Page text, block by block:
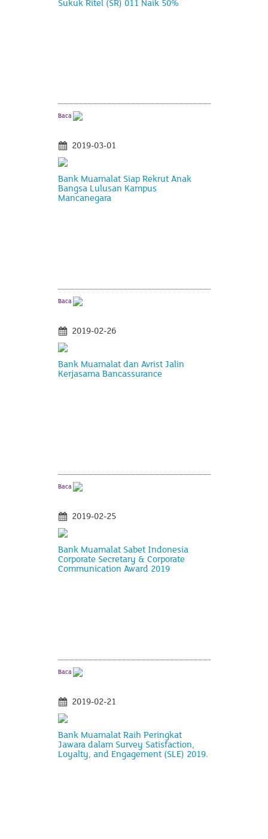
Sukuk Ritel (SR) 011 Naik 50%
Baca
2019-03-01
Bank Muamalat Siap Rekrut Anak
Bangsa Lulusan Kampus
Mancanegara
Baca
2019-02-26
Bank Muamalat dan Avrist Jalin
Kerjasama Bancassurance
Baca
2019-02-25
Bank Muamalat Sabet Indonesia
Corporate Secretary & Corporate
Communication Award 2019
Baca
2019-02-21
Bank Muamalat Raih Peringkat
Jawara dalam Survey Satisfaction,
Loyalty, and Engagement (SLE) 2019.